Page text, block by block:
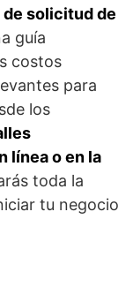
solicitud de
guía
costos
para
los
línea o en la
toda la
tu negocio